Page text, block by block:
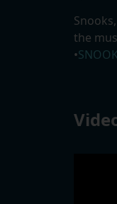
the
•